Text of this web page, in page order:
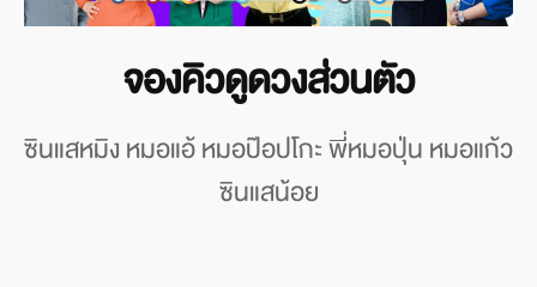
จองคิวดูดวงส่วนตัว
ซินแสหมิง หมอแอ้ หมอป๊อปโกะ พี่หมอปุ่น หมอแก้ว
ซินแสน้อย